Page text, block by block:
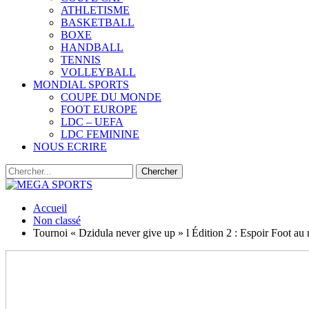
ATHLETISME
BASKETBALL
BOXE
HANDBALL
TENNIS
VOLLEYBALL
MONDIAL SPORTS
COUPE DU MONDE
FOOT EUROPE
LDC – UEFA
LDC FEMININE
NOUS ECRIRE
Accueil
Non classé
Tournoi « Dzidula never give up » l Édition 2 : Espoir Foot au